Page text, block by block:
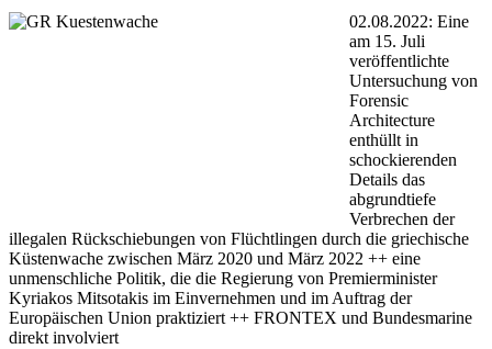
02.08.2022: Eine
am 15. Juli
veröffentlichte
Untersuchung von
Forensic
Architecture
enthüllt in
schockierenden
Details das
abgrundtiefe
Verbrechen der
illegalen Rückschiebungen von Flüchtlingen durch die griechische
Küstenwache zwischen März 2020 und März 2022 ++ eine
unmenschliche Politik, die die Regierung von Premierminister
Kyriakos Mitsotakis im Einvernehmen und im Auftrag der
Europäischen Union praktiziert ++ FRONTEX und Bundesmarine
direkt involviert